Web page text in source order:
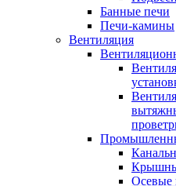
Банные печи
Печи-камины
Вентиляция
Осевые